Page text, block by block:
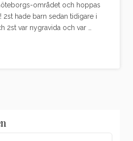
området och hoppas
2st hade barn sedan tidigare i
2st var nygravida och var …